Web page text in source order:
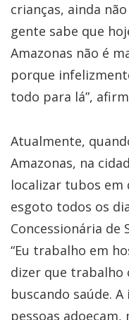
crianças, ainda
gente sabe que
Amazonas não é
porque
todo para lá”,
Atualmente,
Amazonas, na
localizar tubos em
esgoto todos os
Concessionária de
“Eu trabalho em
dizer que trabalho
buscando saúde.
pessoas adoeçam,